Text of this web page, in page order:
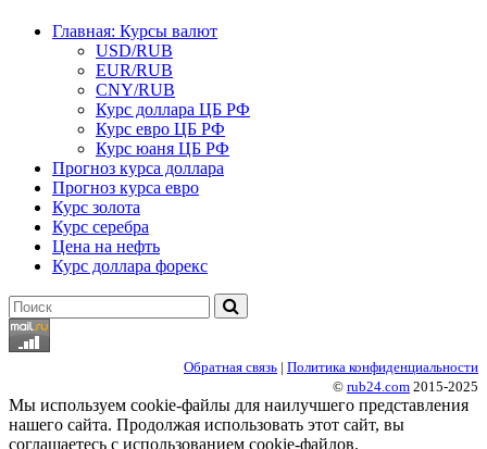
Главная: Курсы валют
USD/RUB
EUR/RUB
CNY/RUB
Курс доллара ЦБ РФ
Курс евро ЦБ РФ
Курс юаня ЦБ РФ
Прогноз курса доллара
Прогноз курса евро
Курс золота
Курс серебра
Цена на нефть
Курс доллара форекс
Найти:
Обратная связь | Политика конфиденциальности
© rub24.com 2015-2025
Мы используем cookie-файлы для наилучшего представления
нашего сайта. Продолжая использовать этот сайт, вы
соглашаетесь с использованием cookie-файлов.